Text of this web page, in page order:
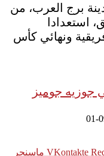
برج العرب، من
استعدادا
ونهائي كأس
جوزيه جوميز
ماسنجر